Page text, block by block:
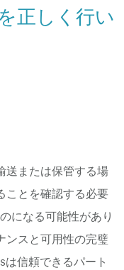
正しく行い
送または保管する場
ことを確認する必要
になる可能性があり
ンスと可用性の完璧
信頼できるパート